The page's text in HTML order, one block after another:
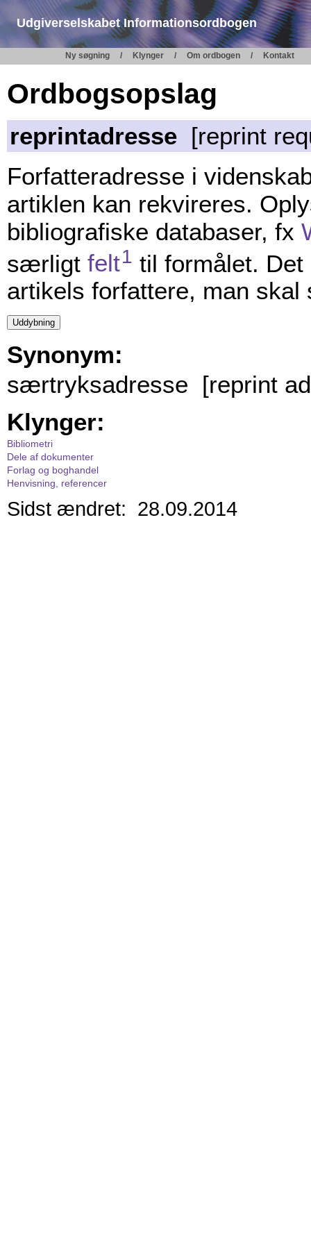
Udgiverselskabet Informationsordbogen
Ny søgning Klynger Om ordbogen Kontakt
Ordbogsopslag
reprintadresse [reprint
Forfatteradresse i
artiklen kan rekvireres.
bibliografiske databaser, fx
særligt felt1 til formålet.
artikels forfattere, man skal
Synonym:
særtryksadresse [reprint
Klynger:
Bibliometri
Dele af dokumenter
Forlag og boghandel
Henvisning, referencer
Sidst ændret: 28.09.2014